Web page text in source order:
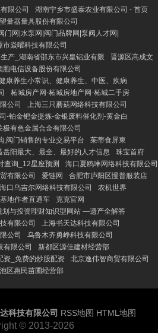
限公司
湖南宁乡市盛泰农业有限公司 - 首页
量器量具股份有限公司
门网|水泵网|阀门品牌网|泵阀人才网|
市焱曜科技有限公司
产_湖南省邵东市兴皇铝业有限
晋源区高成文
胞电信设备股份有限公司
康养生小常识、健康养生、中医、疾病
柘城房产网-柘城房地产网-柘城二手房
公司
上海三只蘑菇网络科技有限公司
-铂金钯金提炼-金银废料催化剂-黄金白
极有色金属合金有限公司
,阀门销售的专业交易平台
茱蒂食屏東
阳最大、最全、最好的人才信息
珠宝首府
查询_12星座预测
海口夏鸥琳网络科技有限公司
有限公司 爱链网
合肥市庐阳区慢普服装店
海口乌吉尔网络科技有限公司
农机世界
地作者直通车
克克官网
划与投资理财知识型网站 —遗产全解答
有限公司
上海书天达科技有限公司
公司
乌鲁木齐勇峥科技有限公司
有限公司
新都区源佳建材经营部
资_免费的炒股配资
北京逸伟智商贸有限公司
区惠民苗圃经营部
达科技有限公司 RSS地图 HTML地图
© 2013-2026